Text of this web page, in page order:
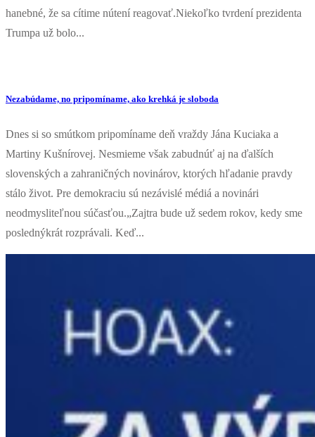
hanebné, že sa cítime nútení reagovať.Niekoľko tvrdení prezidenta
Trumpa už bolo...
Nezabúdame, no pripomíname, ako krehká je sloboda
Dnes si so smútkom pripomíname deň vraždy Jána Kuciaka a
Martiny Kušnírovej. Nesmieme však zabudnúť aj na ďalších
slovenských a zahraničných novinárov, ktorých hľadanie pravdy
stálo život. Pre demokraciu sú nezávislé médiá a novinári
neodmysliteľnou súčasťou.„Zajtra bude už sedem rokov, kedy sme
poslednýkrát rozprávali. Keď...